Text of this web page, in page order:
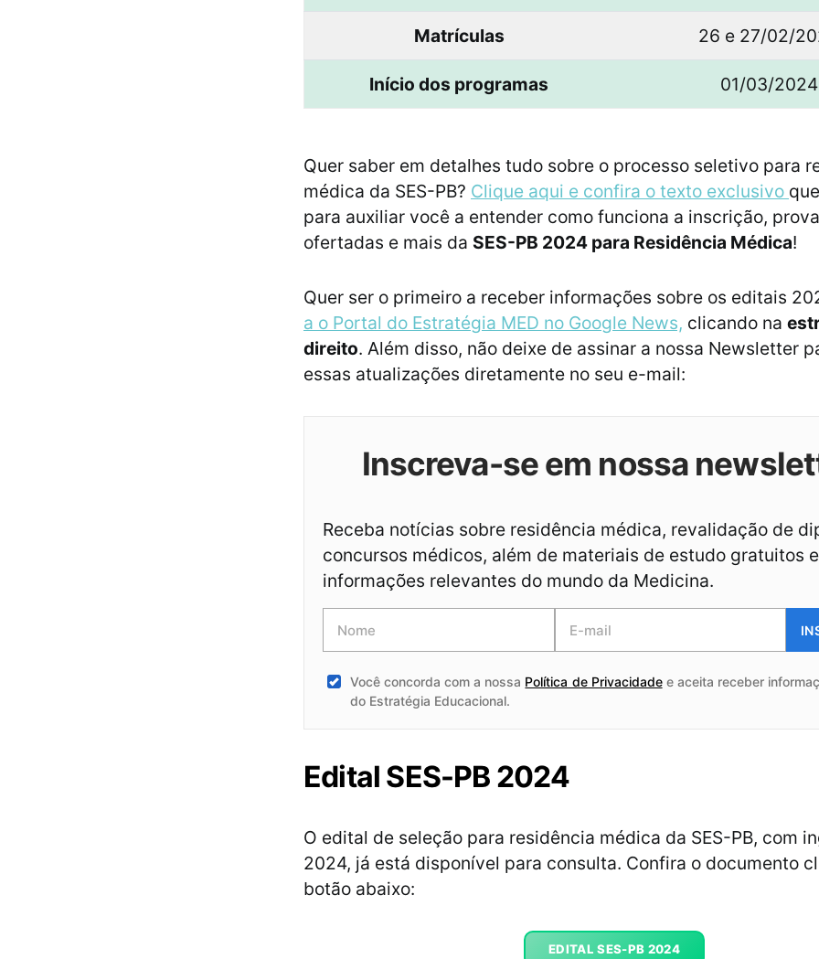
Matrículas 26 e 27/02/
Início dos programas 01/03/2024
Quer saber em detalhes tudo sobre o processo seletivo para
médica da SES-PB? Clique aqui e confira o texto exclusivo
para auxiliar você a entender como funciona a inscrição,
ofertadas e mais da SES-PB 2024 para Residência Médica!
Quer ser o primeiro a receber informações sobre os editais
a o Portal do Estratégia MED no Google News, clicando na
direito. Além disso, não deixe de assinar a nossa Newsletter
essas atualizações diretamente no seu e-mail:
Inscreva-se em nossa
Receba notícias sobre residência médica, revalidação de
concursos médicos, além de materiais de estudo gratuitos e
informações relevantes do mundo da Medicina.
Você concorda com a nossa Política de Privacidadee aceita receber
do Estratégia Educacional.
Edital SES-PB 2024
O edital de seleção para residência médica da SES-PB, com
2024, já está disponível para consulta. Confira o documento
botão abaixo:
EDITAL SES-PB 2024